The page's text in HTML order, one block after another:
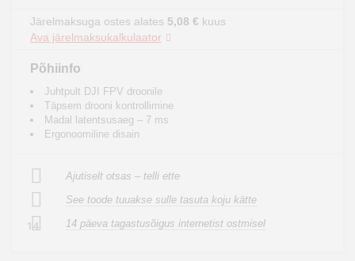
Järelmaksuga ostes alates 5,08 € kuus
Ava järelmaksukalkulaator
Põhiinfo
Juhtpult DJI FPV droonile
Täpsem drooni kontrollimine
Madal latentsusaeg – 7 ms
Ergonoomiline disain
Ajutiselt otsas – telli ette
See toode tuuakse sulle tasuta koju kätte
14 14 päeva tagastusõigus internetist ostmisel
hobi
Mänguasjad
Auto